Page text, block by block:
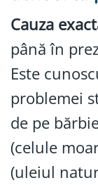
Cauza
până în
Este
problemei
de pe
(celule
(uleiul